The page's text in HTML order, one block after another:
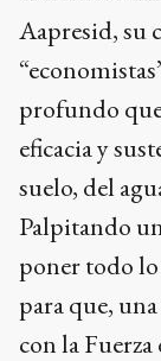
Aapresid, su
profundo
eficacia y
suelo, del
Palpitando
poner todo
para que,
con la